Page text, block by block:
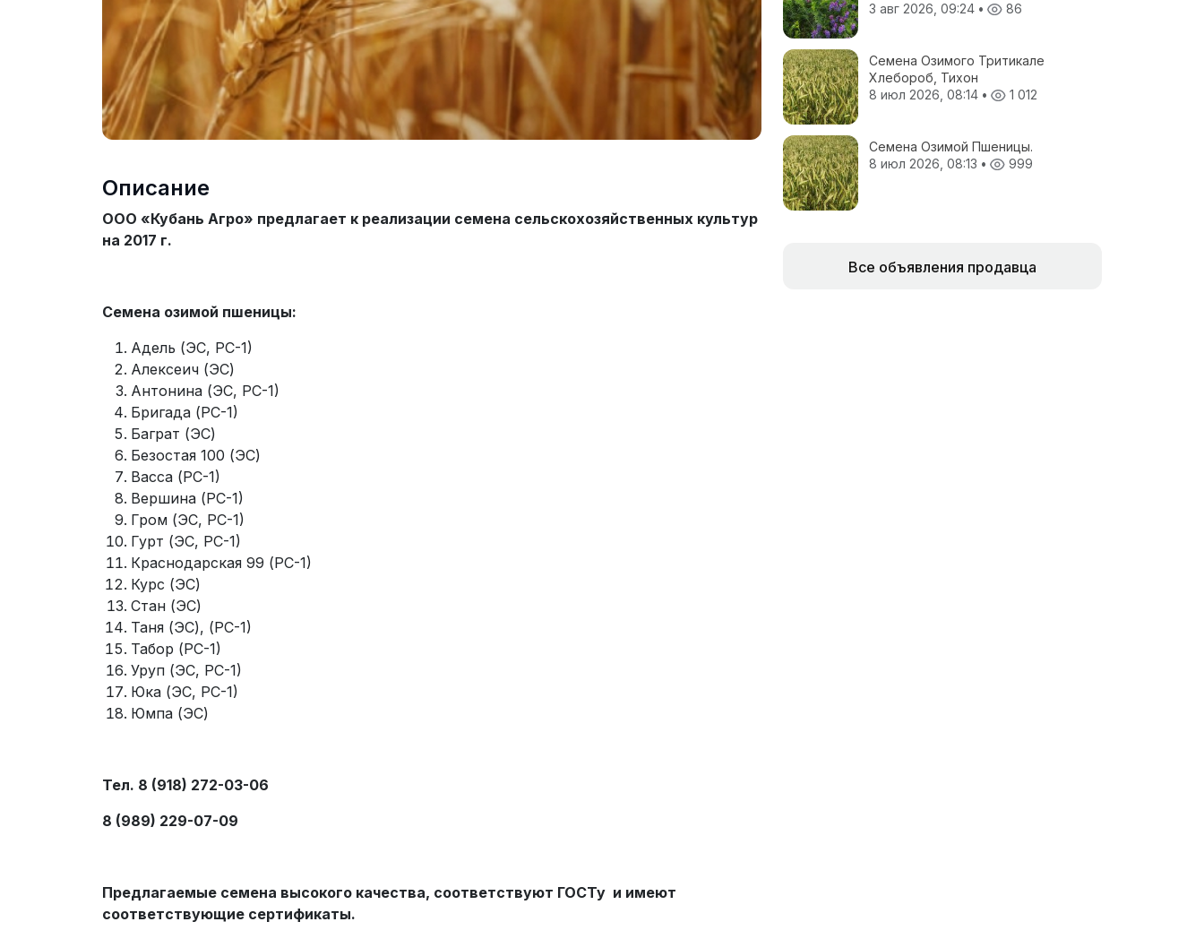
Описание
ООО «Кубань Агро» предлагает к реализации семена сельскохозяйственных культур
на 2017 г.
Семена озимой пшеницы:
Адель (ЭС, РС-1)
Алексеич (ЭС)
Антонина (ЭС, РС-1)
Бригада (РС-1)
Баграт (ЭС)
Безостая 100 (ЭС)
Васса (РС-1)
Вершина (РС-1)
Гром (ЭС, РС-1)
Гурт (ЭС, РС-1)
Краснодарская 99 (РС-1)
Курс (ЭС)
Стан (ЭС)
Таня (ЭС), (РС-1)
Табор (РС-1)
Уруп (ЭС, РС-1)
Юка (ЭС, РС-1)
Юмпа (ЭС)
Тел. 8 (918) 272-03-06
8 (989) 229-07-09
Предлагаемые семена высокого качества, соответствуют ГОСТу и имеют
соответствующие сертификаты.
3 авг 2026, 09:24 • 86
Семена Озимого Тритикале
Хлебороб, Тихон
8 июл 2026, 08:14 • 1 012
Семена Озимой Пшеницы.
8 июл 2026, 08:13 • 999
Все объявления продавца